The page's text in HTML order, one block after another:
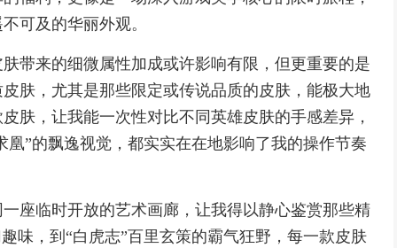
可及的华丽外观。
带来的细微属性加成或许影响有限，但更重要的是
肤，尤其是那些限定或传说品质的皮肤，能极大地
肤，让我能一次性对比不同英雄皮肤的手感差异，
”的飘逸视觉，都实实在在地影响了我的操作节奏
座临时开放的艺术画廊，让我得以静心鉴赏那些精
味，到“白虎志”百里玄策的霸气狂野，每一款皮肤